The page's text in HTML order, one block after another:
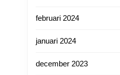
februari 2024
januari 2024
december 2023